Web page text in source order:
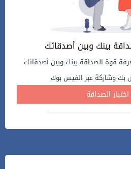
بينك وبين أصدقائك
قوة الصداقة بينك وبين أصدقائك
بك وشاركة عبر الفيس بوك
الصداقة